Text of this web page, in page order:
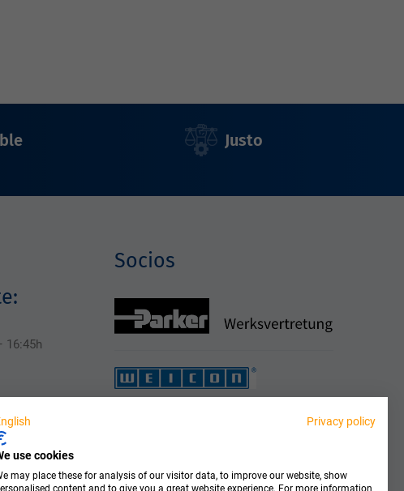
Justo
16:45h
Socios
Privacy policy
use cookies
may place these for analysis of our visitor data, to improve our website, show
content and to give you a great website experience. For more information